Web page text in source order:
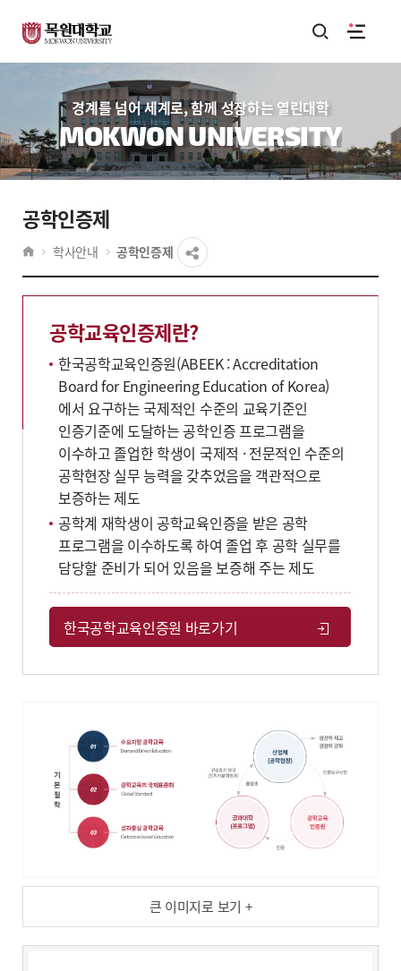
경계를 넘어 세계로, 함께 성장하는 열린대학
MOKWON UNIVERSITY
공학인증제
학사안내 공학인증제
공학교육인증제란?
한국공학교육인증원(ABEEK : Accreditation
Board for Engineering Education of Korea)
에서 요구하는 국제적인 수준의 교육기준인
인증기준에 도달하는 공학인증 프로그램을
이수하고 졸업한 학생이 국제적 · 전문적인 수준의
공학현장 실무 능력을 갖추었음을 객관적으로
보증하는 제도
공학계 재학생이 공학교육인증을 받은 공학
프로그램을 이수하도록 하여 졸업 후 공학 실무를
담당할 준비가 되어 있음을 보증해 주는 제도
한국공학교육인증원 바로가기
큰 이미지로 보기 +